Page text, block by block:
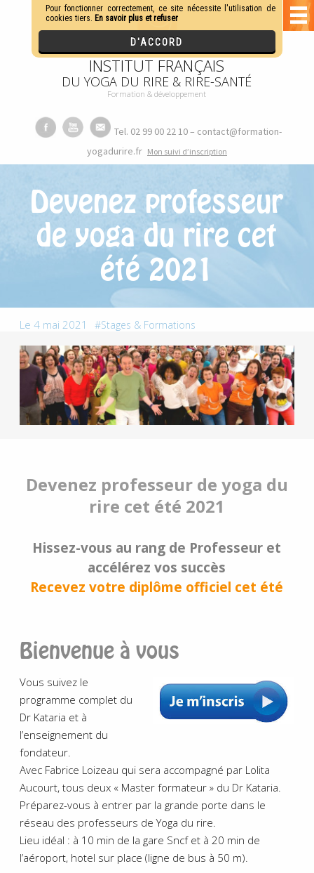
INSTITUT FRANÇAIS
DU YOGA DU RIRE & RIRE-SANTÉ
Formation & développement
Tel. 02 99 00 22 10 – contact@formation-
yogadurire.fr Mon suivi d’inscription
Devenez professeur
de yoga du rire cet
été 2021
Le 4 mai 2021 Stages & Formations
Devenez professeur de yoga du
rire cet été 2021
Hissez-vous au rang de Professeur et
accélérez vos succès
Recevez votre diplôme officiel cet été
Bienvenue à vous
Vous suivez le
programme complet du
Dr Kataria et à
l’enseignement du
fondateur.
Avec Fabrice Loizeau qui sera accompagné par Lolita
Aucourt, tous deux « Master formateur » du Dr Kataria.
Préparez-vous à entrer par la grande porte dans le
réseau des professeurs de Yoga du rire.
Lieu idéal : à 10 min de la gare Sncf et à 20 min de
l’aéroport, hotel sur place (ligne de bus à 50 m).